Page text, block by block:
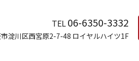
TEL06-6350-3332
淀川区西宮原2-7-48 ロイヤルハイツ1F